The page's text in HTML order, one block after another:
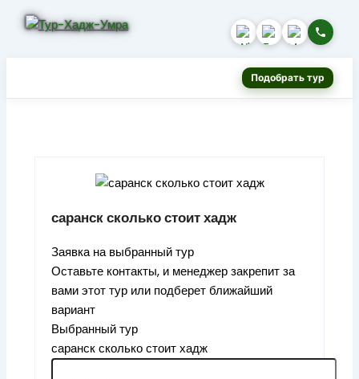
Подобрать тур
саранск сколько стоит хадж
Заявка на выбранный тур
Оставьте контакты, и менеджер закрепит за
вами этот тур или подберет ближайший
вариант
Выбранный тур
саранск сколько стоит хадж